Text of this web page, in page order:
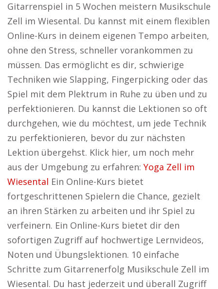
Gitarrenspiel in 5 Wochen meistern Musikschule
Zell im Wiesental. Du kannst mit einem flexiblen
Online-Kurs in deinem eigenen Tempo arbeiten,
ohne den Stress, schneller vorankommen zu
müssen. Das ermöglicht es dir, schwierige
Techniken wie Slapping, Fingerpicking oder das
Spiel mit dem Plektrum in Ruhe zu üben und zu
perfektionieren. Du kannst die Lektionen so oft
durchgehen, wie du möchtest, um jede Technik
zu perfektionieren, bevor du zur nächsten
Lektion übergehst. Klick hier, um noch mehr
aus der Umgebung zu erfahren: Yoga Zell im
Wiesental Ein Online-Kurs bietet
fortgeschrittenen Spielern die Chance, gezielt
an ihren Stärken zu arbeiten und ihr Spiel zu
verfeinern. Ein Online-Kurs bietet dir den
sofortigen Zugriff auf hochwertige Lernvideos,
Noten und Übungslektionen. 10 einfache
Schritte zum Gitarrenerfolg Musikschule Zell im
Wiesental. Du hast jederzeit und überall Zugriff